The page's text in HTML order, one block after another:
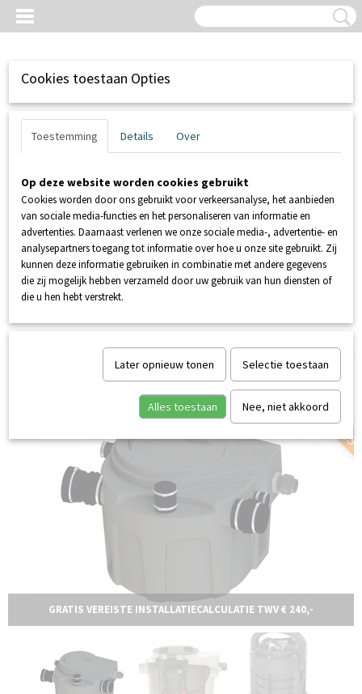
Inloggen Registreren
UW WINKELWAGEN
GRATIS VEREISTE INSTALLATIECALCULATIE TWV € 240,-
SERVICE AAN HUIS
Cookies toestaan Opties
Toestemming Details Over
Op deze website worden cookies gebruikt
Cookies worden door ons gebruikt voor verkeersanalyse, het aanbieden
van sociale media-functies en het personaliseren van informatie en
advertenties. Daarnaast verlenen we onze sociale media-, advertentie- en
analysepartners toegang tot informatie over hoe u onze site gebruikt. Zij
kunnen deze informatie gebruiken in combinatie met andere gegevens
die zij mogelijk hebben verzameld door uw gebruik van hun diensten of
die u hen hebt verstrekt.
Later opnieuw tonen Selectie toestaan
Alles toestaan Nee, niet akkoord